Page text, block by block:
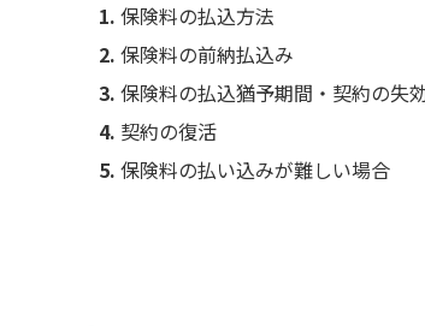
保険料の払込方法
保険料の前納払込み
保険料の払込猶予期間・契約の失
契約の復活
保険料の払い込みが難しい場合